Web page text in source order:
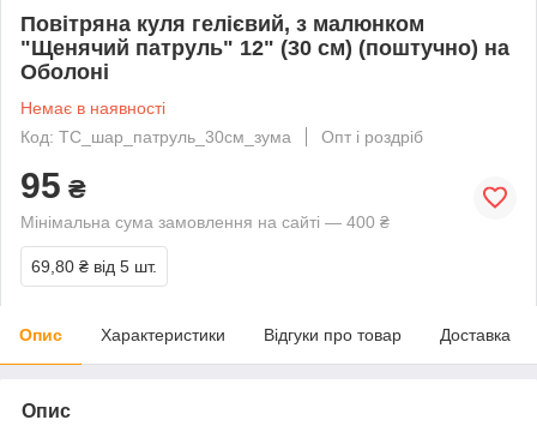
Повітряна куля гелієвий, з малюнком
"Щенячий патруль" 12" (30 см) (поштучно) на
Оболоні
Немає в наявності
Код: ТС_шар_патруль_30см_зума
Опт і роздріб
95 ₴
Мінімальна сума замовлення на сайті — 400 ₴
69,80 ₴ від 5 шт.
Опис Характеристики Відгуки про товар Доставка
Опис